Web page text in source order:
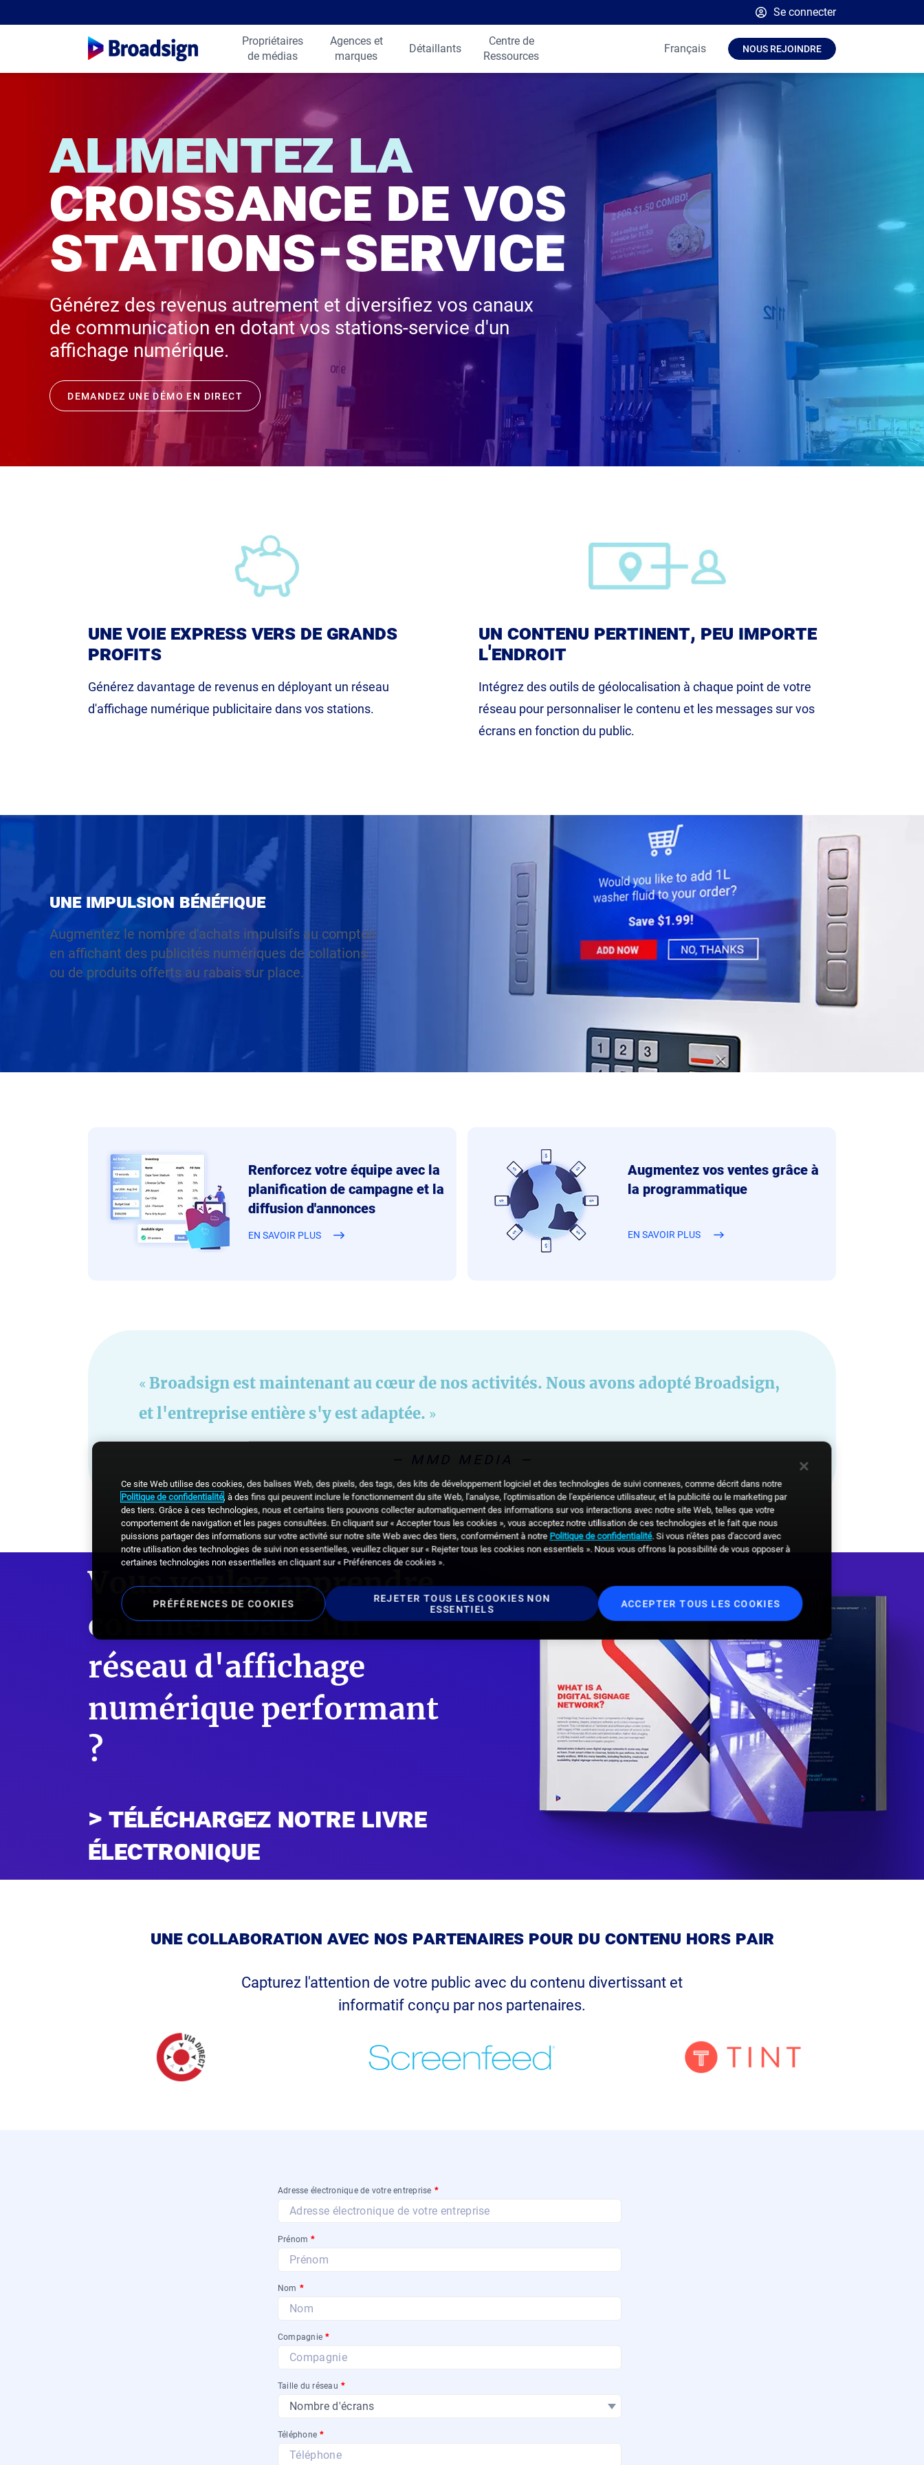
Se connecter
Plateforme Broadsign
OutMoove par Broadsign
Communauté Broadsign
Propriétaires
de médias
Agences et
marques
Détaillants
Centre de
Ressources
Français NOUS REJOINDRE
alimentez la
stations-service
croissance de vos
Générez des revenus autrement et diversifiez vos canaux
de communication en dotant vos stations-service d'un
affichage numérique.
DEMANDEZ UNE DÉMO EN DIRECT
une voie express vers de grands
profits
Générez davantage de revenus en déployant un réseau
d'affichage numérique publicitaire dans vos stations.
un contenu pertinent, peu importe
l'endroit
Intégrez des outils de géolocalisation à chaque point de votre
réseau pour personnaliser le contenu et les messages sur vos
écrans en fonction du public.
une impulsion bénéfique
Augmentez le nombre d'achats impulsifs au comptoir
en affichant des publicités numériques de collations
ou de produits offerts au rabais sur place.
Renforcez votre équipe avec la
planification de campagne et la
diffusion d'annonces
EN SAVOIR PLUS
Augmentez vos ventes grâce à
la programmatique
EN SAVOIR PLUS
Broadsign est maintenant au cœur de nos activités. Nous avons adopté Broadsign,
et l'entreprise entière s'y est adaptée.
Vous voulez apprendre
comment bâtir un
réseau d'affichage
numérique performant
?
téléchargez notre livre
électronique
une collaboration avec nos partenaires pour du contenu hors pair
Capturez l'attention de votre public avec du contenu divertissant et
informatif conçu par nos partenaires.
Adresse électronique de votre entreprise *
Prénom *
Nom *
Compagnie *
Taille du réseau *
Téléphone *
Ce site Web utilise des cookies, des balises Web, des pixels, des tags, des kits de développement logiciel et des technologies de suivi connexes, comme décrit dans notre
Politique de confidentialité, à des fins qui peuvent inclure le fonctionnement du site Web, l'analyse, l'optimisation de l'expérience utilisateur, et la publicité ou le marketing par
des tiers. Grâce à ces technologies, nous et certains tiers pouvons collecter automatiquement des informations sur vos interactions avec notre site Web, telles que votre
comportement de navigation et les pages consultées. En cliquant sur « Accepter tous les cookies », vous acceptez notre utilisation de ces technologies et le fait que nous
puissions partager des informations sur votre activité sur notre site Web avec des tiers, conformément à notre Politique de confidentialité. Si vous n'êtes pas d'accord avec
notre utilisation des technologies de suivi non essentielles, veuillez cliquer sur « Rejeter tous les cookies non essentiels ». Nous vous offrons la possibilité de vous opposer à
certaines technologies non essentielles en cliquant sur « Préférences de cookies ».
PRÉFÉRENCES DE COOKIES
REJETER TOUS LES COOKIES NON
ESSENTIELS
ACCEPTER TOUS LES COOKIES